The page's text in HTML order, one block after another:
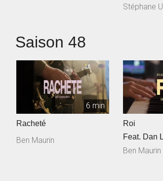
Stéphane
Saison 48
6 min
Racheté
Ben Maurin
Roi
Feat. Dan
Ben Maurin